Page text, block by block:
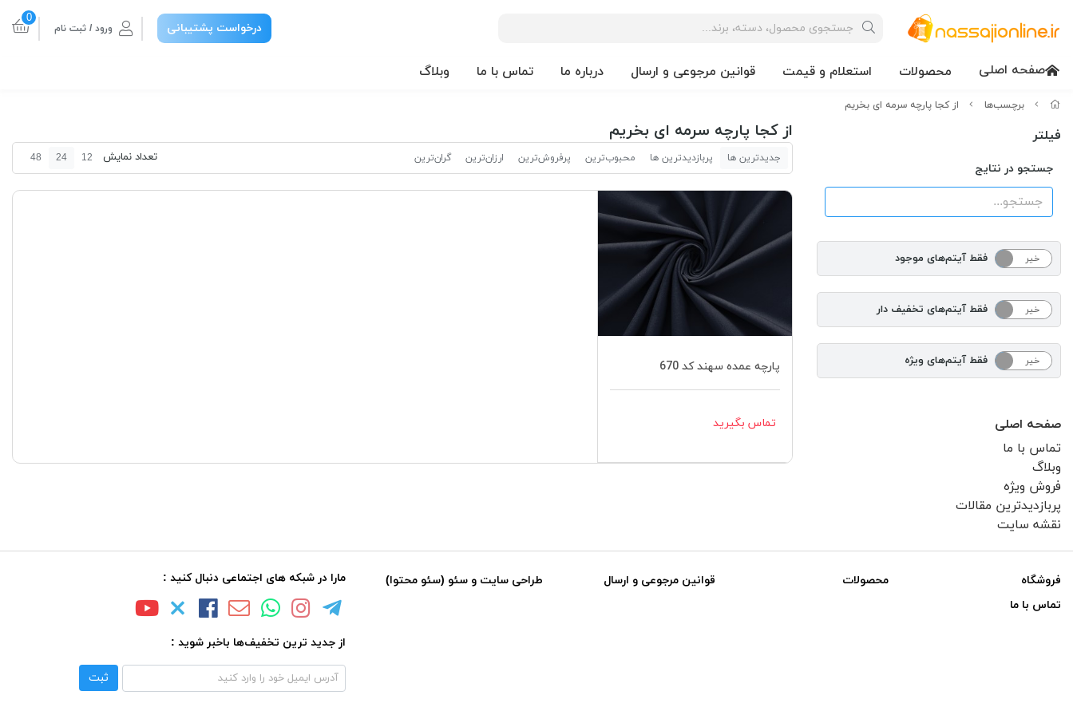
درخواست پشتیبانی ورود / ثبت نام
0
صفحه اصلی محصولات استعلام و قیمت قوانین مرجوعی و ارسال درباره ما تماس با ما وبلاگ
برچسب‌ها از کجا پارچه سرمه ای بخریم
فیلتر
جستجو در نتایج
بله خیر فقط آیتم‌های موجود
بله خیر فقط آیتم‌های تخفیف دار
بله خیر فقط آیتم‌های ویژه
صفحه اصلی
تماس با ما
وبلاگ
فروش ویژه
پربازدیدترین مقالات
نقشه سایت
از کجا پارچه سرمه ای بخریم
جدیدترین ها پربازدیدترین ها محبوب‌‌ترین پرفروش‌ترین ارزان‌ترین گران‌ترین تعداد نمایش 12
24
48
پارچه عمده سهند کد 670
تماس بگیرید
فروشگاه محصولات قوانین مرجوعی و ارسال
طراحی سایت و سئو (سئو محتوا)
تماس با ما
مارا در شبکه های اجتماعی دنبال کنید :
از جدید ترین تخفیف‌ها باخبر شوید :
ثبت